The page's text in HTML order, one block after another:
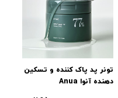
تونر پد پاک کننده و تسکین
دهنده آنوا Anua